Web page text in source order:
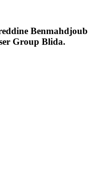
Benmahdjoub
Group Blida.